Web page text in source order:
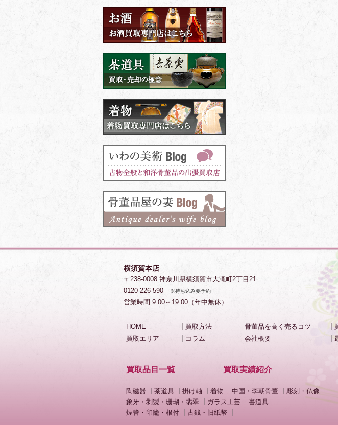
横須賀本店
〒238-0008 神奈川県横須賀市大滝町2丁目21
0120-226-590
※持ち込み要予約
営業時間 9:00～19:00（年中無休）
HOME 買取方法 骨董品を高く売るコツ
買取エリア
コラム 会社概要
買取品目一覧 買取実績紹介
陶磁器 茶道具 掛け軸 着物 中国・李朝骨董
彫刻・仏像
象牙・剥製・珊瑚・翡翠
ガラス工芸
書道具
煙管・印籠・根付
古銭・旧紙幣